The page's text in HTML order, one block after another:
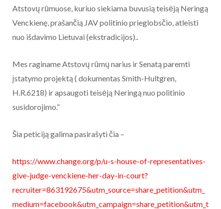
Atstovų rūmuose, kuriuo siekiama buvusią teisėją Neringą
Venckienę, prašančią JAV politinio prieglobsčio, atleisti
nuo išdavimo Lietuvai (ekstradicijos)..
Mes raginame Atstovų rūmų narius ir Senatą paremti
įstatymo projektą ( dokumentas Smith-Hultgren,
H.R.6218) ir apsaugoti teisėją Neringą nuo politinio
susidorojimo.”
Šia peticiją galima pasirašyti čia –
https://www.change.org/p/u-s-house-of-representatives-
give-judge-venckiene-her-day-in-court?
recruiter=863192675&utm_source=share_petition&utm_
medium=facebook&utm_campaign=share_petition&utm_t